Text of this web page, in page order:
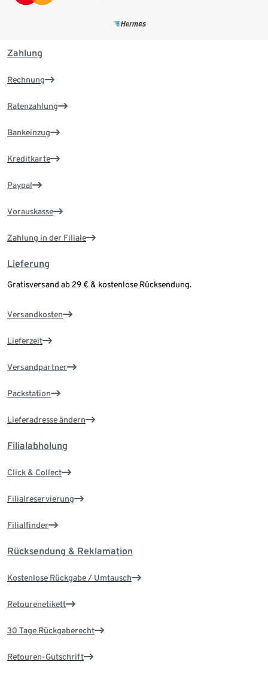
Zahlung
Rechnung
Ratenzahlung
Bankeinzug
Kreditkarte
Paypal
Vorauskasse
Zahlung in der Filiale
Lieferung
Gratisversand ab 29 € & kostenlose Rücksendung.
Versandkosten
Lieferzeit
Versandpartner
Packstation
Lieferadresse ändern
Filialabholung
Click & Collect
Filialreservierung
Filialfinder
Rücksendung & Reklamation
Kostenlose Rückgabe / Umtausch
Retourenetikett
30 Tage Rückgaberecht
Retouren-Gutschrift